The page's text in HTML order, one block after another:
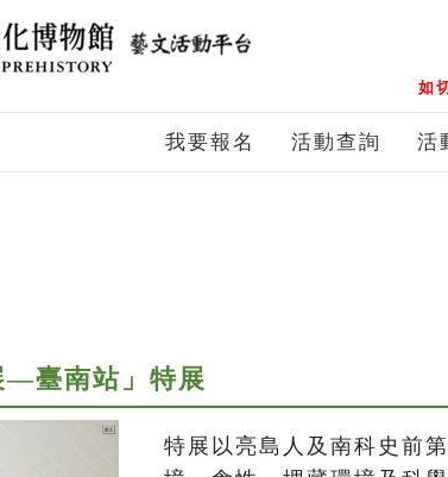
如
我要報名 活動查詢 活
—臺南站」特展
特展以亮島人及南科史前